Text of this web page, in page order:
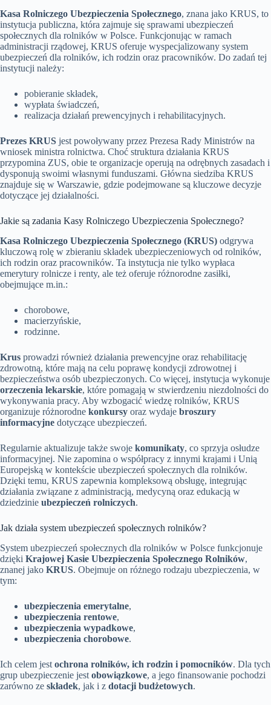
Kasa Rolniczego Ubezpieczenia Społecznego, znana jako KRUS, to
instytucja publiczna, która zajmuje się sprawami ubezpieczeń
społecznych dla rolników w Polsce. Funkcjonując w ramach
administracji rządowej, KRUS oferuje wyspecjalizowany system
ubezpieczeń dla rolników, ich rodzin oraz pracowników. Do zadań tej
instytucji należy:
pobieranie składek,
wypłata świadczeń,
realizacja działań prewencyjnych i rehabilitacyjnych.
Prezes KRUS jest powoływany przez Prezesa Rady Ministrów na
wniosek ministra rolnictwa. Choć struktura działania KRUS
przypomina ZUS, obie te organizacje operują na odrębnych zasadach i
dysponują swoimi własnymi funduszami. Główna siedziba KRUS
znajduje się w Warszawie, gdzie podejmowane są kluczowe decyzje
dotyczące jej działalności.
Jakie są zadania Kasy Rolniczego Ubezpieczenia Społecznego?
Kasa Rolniczego Ubezpieczenia Społecznego (KRUS) odgrywa
kluczową rolę w zbieraniu składek ubezpieczeniowych od rolników,
ich rodzin oraz pracowników. Ta instytucja nie tylko wypłaca
emerytury rolnicze i renty, ale też oferuje różnorodne zasiłki,
obejmujące m.in.:
chorobowe,
macierzyńskie,
rodzinne.
Krus prowadzi również działania prewencyjne oraz rehabilitację
zdrowotną, które mają na celu poprawę kondycji zdrowotnej i
bezpieczeństwa osób ubezpieczonych. Co więcej, instytucja wykonuje
orzeczenia lekarskie, które pomagają w stwierdzeniu niezdolności do
wykonywania pracy. Aby wzbogacić wiedzę rolników, KRUS
organizuje różnorodne konkursy oraz wydaje broszury
informacyjne dotyczące ubezpieczeń.
Regularnie aktualizuje także swoje komunikaty, co sprzyja osłudze
informacyjnej. Nie zapomina o współpracy z innymi krajami i Unią
Europejską w kontekście ubezpieczeń społecznych dla rolników.
Dzięki temu, KRUS zapewnia kompleksową obsługę, integrując
działania związane z administracją, medycyną oraz edukacją w
dziedzinie ubezpieczeń rolniczych.
Jak działa system ubezpieczeń społecznych rolników?
System ubezpieczeń społecznych dla rolników w Polsce funkcjonuje
dzięki Krajowej Kasie Ubezpieczenia Społecznego Rolników,
znanej jako KRUS. Obejmuje on różnego rodzaju ubezpieczenia, w
tym:
ubezpieczenia emerytalne,
ubezpieczenia rentowe,
ubezpieczenia wypadkowe,
ubezpieczenia chorobowe.
Ich celem jest ochrona rolników, ich rodzin i pomocników. Dla tych
grup ubezpieczenie jest obowiązkowe, a jego finansowanie pochodzi
zarówno ze składek, jak i z dotacji budżetowych.